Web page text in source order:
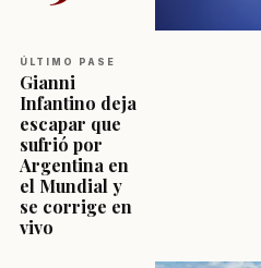
ÚLTIMO PASE
Gianni
Infantino deja
escapar que
sufrió por
Argentina en
el Mundial y
se corrige en
vivo